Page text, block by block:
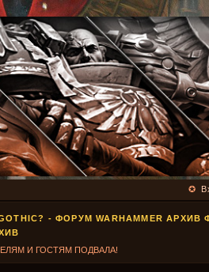
✪
- ФОРУМ WARHAMMER АРХИВ
И ГОСТЯМ ПОДВАЛА!